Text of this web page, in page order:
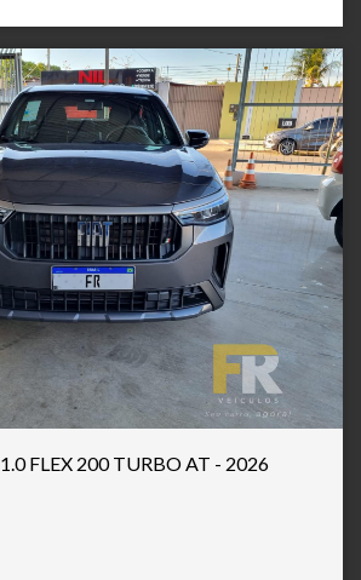
1.0 FLEX 200 TURBO AT - 2026